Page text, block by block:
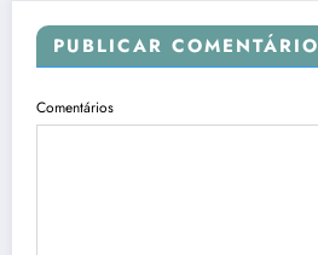
PUBLICAR COMENTÁRIO
Comentários